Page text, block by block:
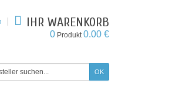
IHR WARENKORB
0 Produkt0.00 €